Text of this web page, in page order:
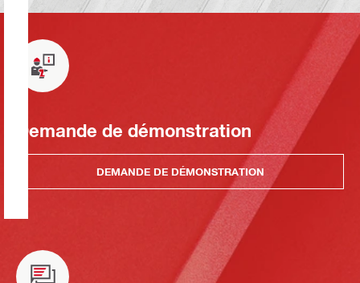
Demande de démonstration
DEMANDE DE DÉMONSTRATION